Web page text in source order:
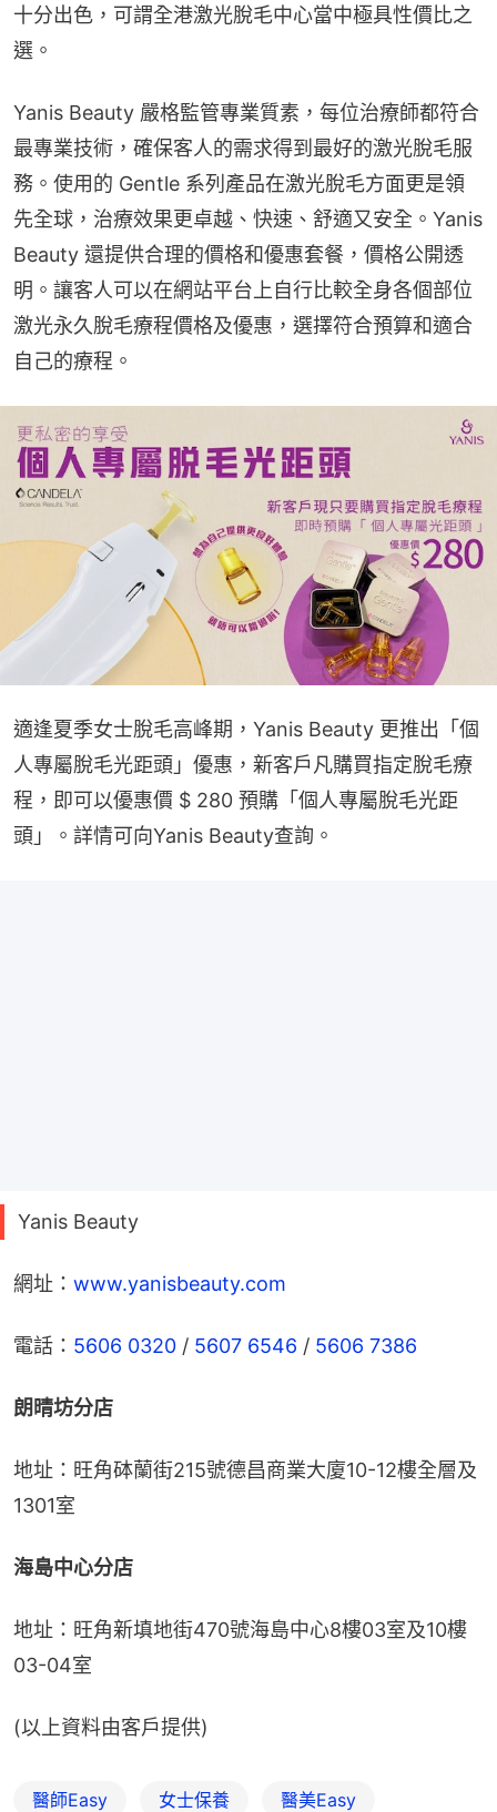
十分出色，可謂全港激光脫毛中心當中極具性價比之
選。
Yanis Beauty 嚴格監管專業質素，每位治療師都符合
最專業技術，確保客人的需求得到最好的激光脫毛服
務。使用的 Gentle 系列產品在激光脫毛方面更是領
先全球，治療效果更卓越、快速、舒適又安全。Yanis
Beauty 還提供合理的價格和優惠套餐，價格公開透
明。讓客人可以在網站平台上自行比較全身各個部位
激光永久脫毛療程價格及優惠，選擇符合預算和適合
自己的療程。
適逢夏季女士脫毛高峰期，Yanis Beauty 更推出「個
人專屬脫毛光距頭」優惠，新客戶凡購買指定脫毛療
程，即可以優惠價 $ 280 預購「個人專屬脫毛光距
頭」。詳情可向Yanis Beauty查詢。
Yanis Beauty
網址： www.yanisbeauty.com
電話： 5606 0320 / 5607 6546 / 5606 7386
朗晴坊分店
地址：旺角砵蘭街215號德昌商業大廈10-12樓全層及
1301室
海島中心分店
地址：旺角新填地街470號海島中心8樓03室及10樓
03-04室
(以上資料由客戶提供)
醫師Easy 女士保養 醫美Easy